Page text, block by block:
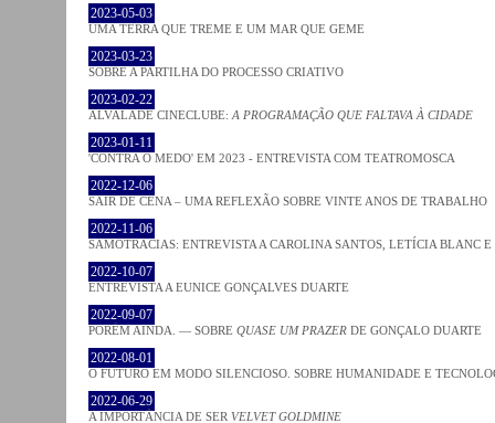
2023-05-03
UMA TERRA QUE TREME E UM MAR QUE GEME
2023-03-23
SOBRE A PARTILHA DO PROCESSO CRIATIVO
2023-02-22
ALVALADE CINECLUBE: A PROGRAMAÇÃO QUE FALTAVA À CIDADE
2023-01-11
'CONTRA O MEDO' EM 2023 - ENTREVISTA COM TEATROMOSCA
2022-12-06
SAIR DE CENA – UMA REFLEXÃO SOBRE VINTE ANOS DE TRABALHO
2022-11-06
SAMOTRACIAS: ENTREVISTA A CAROLINA SANTOS, LETÍCIA BLANC
2022-10-07
ENTREVISTA A EUNICE GONÇALVES DUARTE
2022-09-07
PORÉM AINDA. — SOBRE QUASE UM PRAZER DE GONÇALO DUARTE
2022-08-01
O FUTURO EM MODO SILENCIOSO. SOBRE HUMANIDADE E
2022-06-29
A IMPORTÂNCIA DE SER VELVET GOLDMINE